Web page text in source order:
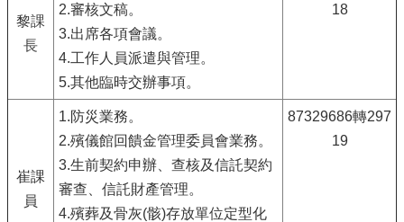
黎課
長
2.審核文稿。
3.出席各項會議。
4.工作人員派遣與管理。
5.其他臨時交辦事項。
18
崔課
員
1.防災業務。
2.殯儀館回饋金管理委員會業務。
3.生前契約申辦、查核及信託契約
審查、信託財產管理。
4.殯葬及骨灰(骸)存放單位定型化
87329686轉297
19